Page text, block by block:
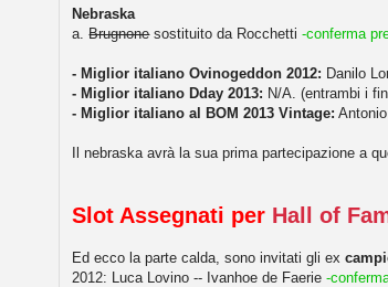
Nebraska
a.Brugnonesostituito da Rocchetti-conferma
- Miglior italiano Ovinogeddon 2012: Danilo
- Miglior italiano Dday 2013: N/A. (entrambi i
- Miglior italiano al BOM 2013 Vintage:
Il nebraska avrà la sua prima partecipazione a
Slot Assegnati per Hall of
Ed ecco la parte calda, sono invitati gli ex
2012: Luca Lovino -- Ivanhoe de Faerie-